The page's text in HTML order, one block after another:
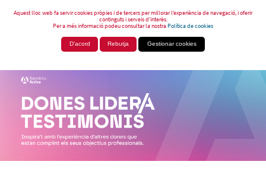
Aquest lloc web fa servir cookies pròpies i de tercers per millorar l’experiència de navegació, i oferir
continguts i serveis d’interès.
Per a més informació podeu consultar la nostraPolítica de cookies
D'acord Rebutja Gestionar cookies